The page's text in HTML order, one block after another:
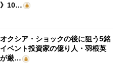
10…
オクシア・ショックの後に狙う5銘
ベント投資家の億り人・羽根英
厳…